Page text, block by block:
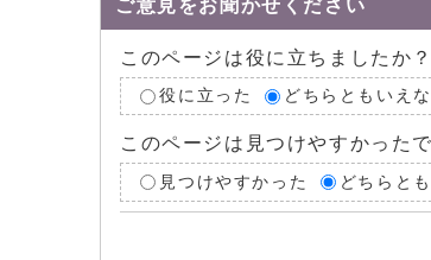
ご意見をお聞かせください
このページは役に立ちましたか？
役に立った どちらともいえ
このページは見つけやすかった
見つけやすかった どちらと